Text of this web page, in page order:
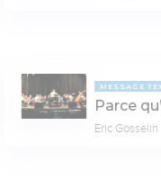
MESSAGE
Parce
Eric Gosselin